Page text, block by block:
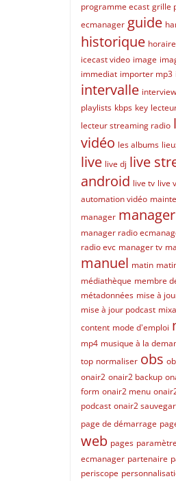
programme ecast grille
ecmanager guide
historique horaire
icecast video image
immediat importer mp3
intervalle
playlists kbps key
lecteur streaming radio
vidéo les albums
live live dj live
android live tv live
automation vidéo
manager
manager radio
radio evc manager tv
manuel matin
médiathèque membre
métadonnées mise à
mise à jour podcast
content mode d'emploi
mp4 musique à la
top normaliser obs
onair2 onair2 backup
form onair2 menu
podcast onair2
page de démarrage
web pages
ecmanager partenaire
periscope